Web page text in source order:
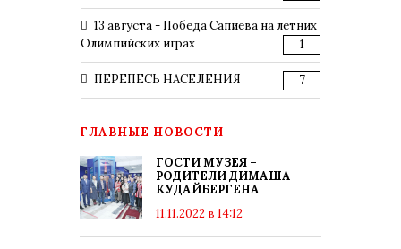
13 августа - Победа Сапиева на летних
Олимпийских играх
1
ПЕРЕПЕСЬ НАСЕЛЕНИЯ 7
ГЛАВНЫЕ НОВОСТИ
ГОСТИ МУЗЕЯ –
РОДИТЕЛИ ДИМАША
КУДАЙБЕРГЕНА
11.11.2022 в 14:12